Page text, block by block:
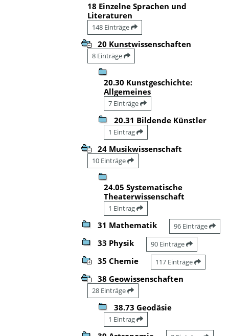
18 Einzelne Sprachen und
Literaturen
148 Einträge
20 Kunstwissenschaften
8 Einträge
20.30 Kunstgeschichte:
Allgemeines
7 Einträge
20.31 Bildende Künstler
1 Eintrag
24 Musikwissenschaft
10 Einträge
24.05 Systematische
Theaterwissenschaft
1 Eintrag
31 Mathematik 96 Einträge
33 Physik 90 Einträge
35 Chemie 117 Einträge
38 Geowissenschaften
28 Einträge
38.73 Geodäsie
1 Eintrag